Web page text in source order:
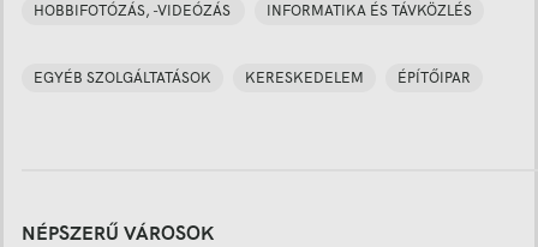
HOBBIFOTÓZÁS, -VIDEÓZÁS INFORMATIKA ÉS TÁVKÖZLÉS
EGYÉB SZOLGÁLTATÁSOK KERESKEDELEM ÉPÍTŐIPAR
NÉPSZERŰ VÁROSOK